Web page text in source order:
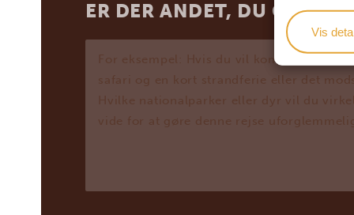
Vis
ER DER ANDET, DU GERNE